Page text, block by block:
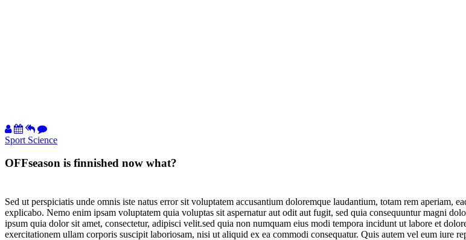
Sport Science
OFFseason is finnished now what?
Sed ut perspiciatis unde omnis iste natus error sit voluptatem accusantium doloremque laudantium, totam rem aperiam,
explicabo. Nemo enim ipsam voluptatem quia voluptas sit aspernatur aut odit aut fugit, sed quia consequuntur magni
ipsum quia dolor sit amet, consectetur, adipisci velit.sed quia non numquam eius modi tempora incidunt ut labore et
exercitationem ullam corporis suscipit laboriosam, nisi ut aliquid ex ea commodi consequatur. Quis autem vel eum iure